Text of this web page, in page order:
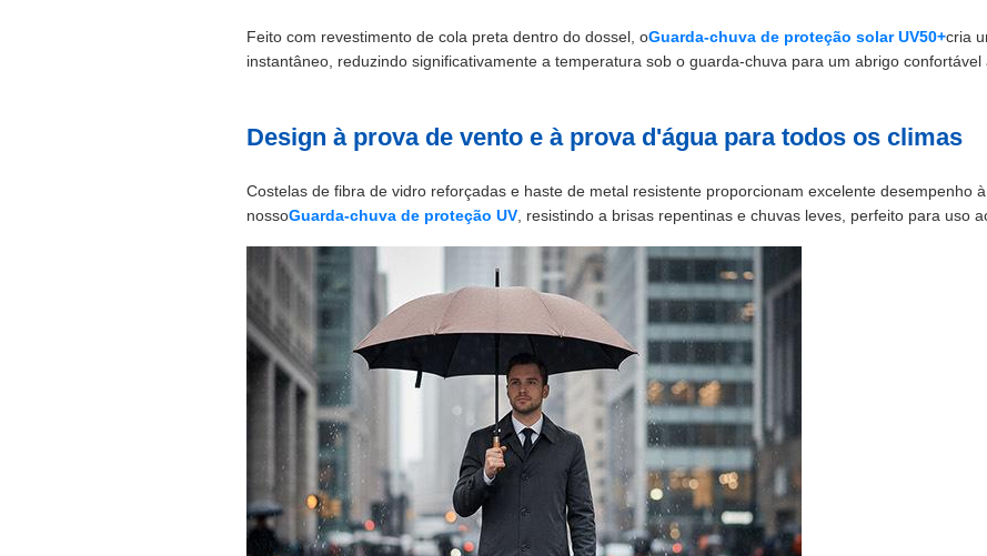
Feito com revestimento de cola preta dentro do dossel, oGuarda-chuva de proteção solar UV50+cria
instantâneo, reduzindo significativamente a temperatura sob o guarda-chuva para um abrigo confortável
Design à prova de vento e à prova d'água para todos os climas
Costelas de fibra de vidro reforçadas e haste de metal resistente proporcionam excelente desempenho
nossoGuarda-chuva de proteção UV , resistindo a brisas repentinas e chuvas leves, perfeito para uso